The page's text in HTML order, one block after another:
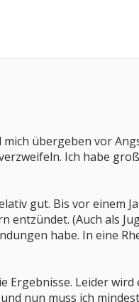
übergeben vor
Ich habe
gut. Bis vor einem
entzündet. (Auch als
habe. In eine
Leider wird
nun muss ich